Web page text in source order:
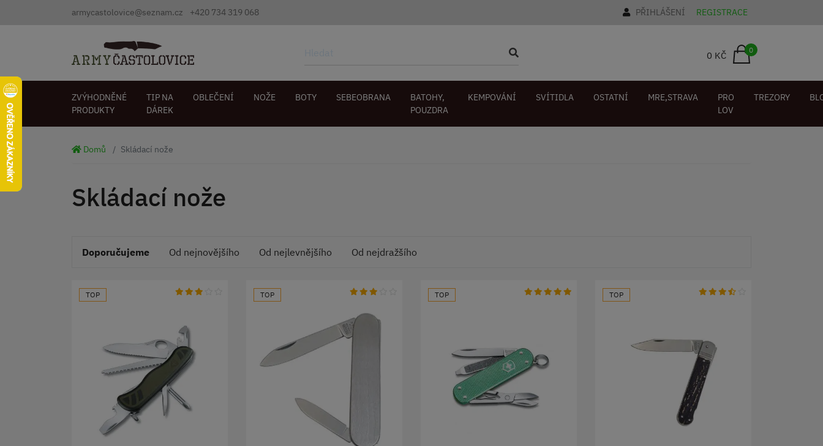
armycastolovice@seznam.cz +420 734 319 068 PŘIHLÁŠENÍ REGISTRACE
0 KČ 0
ZVÝHODNĚNÉ
PRODUKTY
TIP NA
DÁREK
OBLEČENÍ NOŽE BOTY SEBEOBRANA
BATOHY,
POUZDRA
KEMPOVÁNÍ SVÍTIDLA OSTATNÍ MRE,STRAVA
PRO
LOV
TREZORY
Domů Skládací nože
Skládací nože
Doporučujeme Od nejnovějšího Od nejlevnějšího Od nejdražšího
TOP TOP TOP TOP